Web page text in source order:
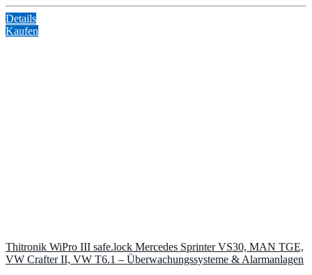
Details
Kaufen
Thitronik WiPro III safe.lock Mercedes Sprinter VS30, MAN TGE,
VW Crafter II, VW T6.1 – Überwachungssysteme & Alarmanlagen